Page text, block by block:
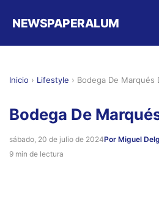
NEWSPAPERALUM
Inicio › Lifestyle › Bodega De Marqués
Bodega De
sábado, 20 de julio de 2024Por Miguel
9 min de lectura